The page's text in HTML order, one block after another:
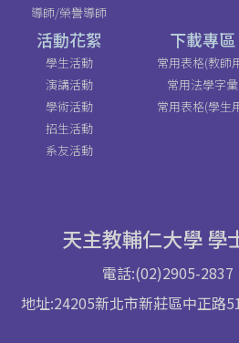
導師/榮譽導師
活動花絮
學生活動
演講活動
學術活動
招生活動
系友活動
下載專區
常用表格(教師
常用法學字彙
常用表格(學生
天主教輔仁大學 學
電話:(02)2905-2837
地址:24205新北市新莊區中正路